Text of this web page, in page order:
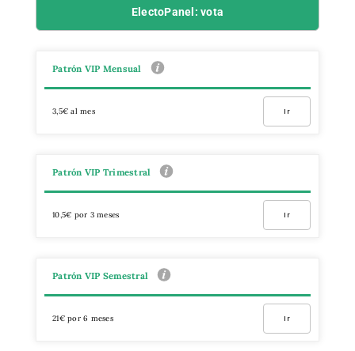
ElectoPanel: vota
Patrón VIP Mensual
3,5€ al mes Ir
Patrón VIP Trimestral
10,5€ por 3 meses Ir
Patrón VIP Semestral
21€ por 6 meses Ir